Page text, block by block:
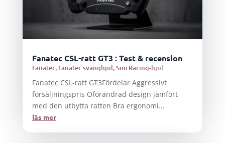
Fanatec CSL-ratt GT3 : Test & recension
Fanatec, Fanatec svänghjul,Sim Racing-hjul
Fanatec CSL-ratt GT3Fördelar Aggressivt
försäljningspris Oförändrad design jämfört
med den utbytta ratten Bra ergonomi...
läs mer